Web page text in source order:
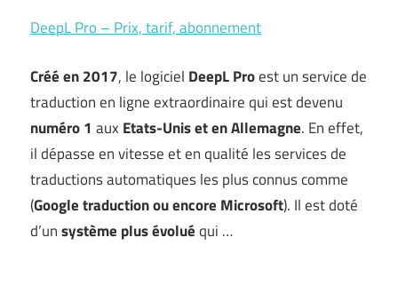
DeepL Pro – Prix, tarif, abonnement
Créé en 2017, le logiciel DeepL Proest un service de
traduction en ligne extraordinaire qui est devenu
numéro 1 aux Etats-Unis et en Allemagne. En effet,
il dépasse en vitesse et en qualité les services de
traductions automatiques les plus connus comme
(Google traduction ou encore Microsoft). Il est doté
d’unsystème plus évoluéqui …